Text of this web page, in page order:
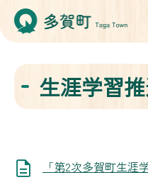
生涯学習
「第2次多賀町生